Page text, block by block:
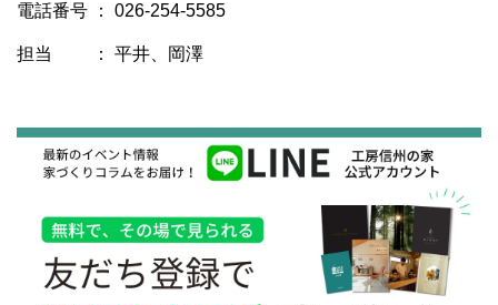
電話番号 ： 026-254-5585
担当 ： 平井、岡澤